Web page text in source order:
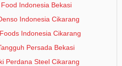
Indonesia Bekasi
Indonesia Cikarang
Indonesia Cikarang
Persada Bekasi
Perdana Steel Cikarang